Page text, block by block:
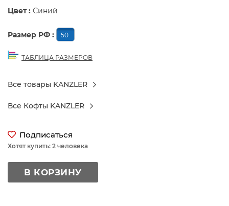
Цвет : Синий
Размер РФ : 50
ТАБЛИЦА РАЗМЕРОВ
Все товары KANZLER
Все Кофты KANZLER
Подписаться
Хотят купить: 2 человека
В КОРЗИНУ